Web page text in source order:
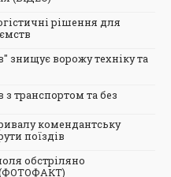
рішення для
знищує ворожу техніку та
з транспортом та без
комендантську
поїздів
обстріляно
(ФОТОФАКТ)